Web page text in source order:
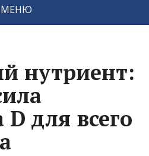
МЕНЮ
нутриент:
для всего